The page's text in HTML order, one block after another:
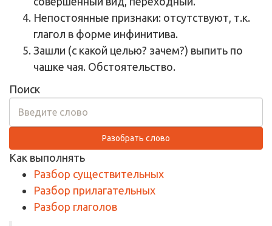
Непостоянные признаки: отсутствуют, т.к.
глагол в форме инфинитива.
Зашли (с какой целью? зачем?) выпить по
чашке чая. Обстоятельство.
Поиск
Разобрать слово
Как выполнять
Разбор существительных
Разбор прилагательных
Разбор глаголов